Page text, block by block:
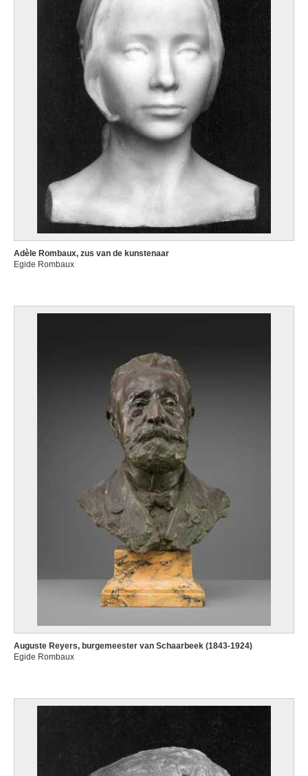
Adèle Rombaux, zus van de kunstenaar
Egide Rombaux
Auguste Reyers, burgemeester van Schaarbeek (1843-1924)
Egide Rombaux